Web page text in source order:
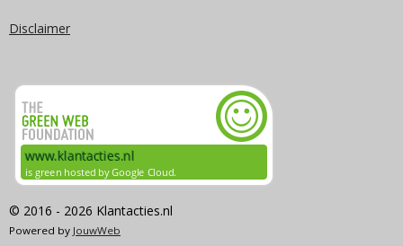
Disclaimer
© 2016 - 2026 Klantacties.nl
Powered by JouwWeb